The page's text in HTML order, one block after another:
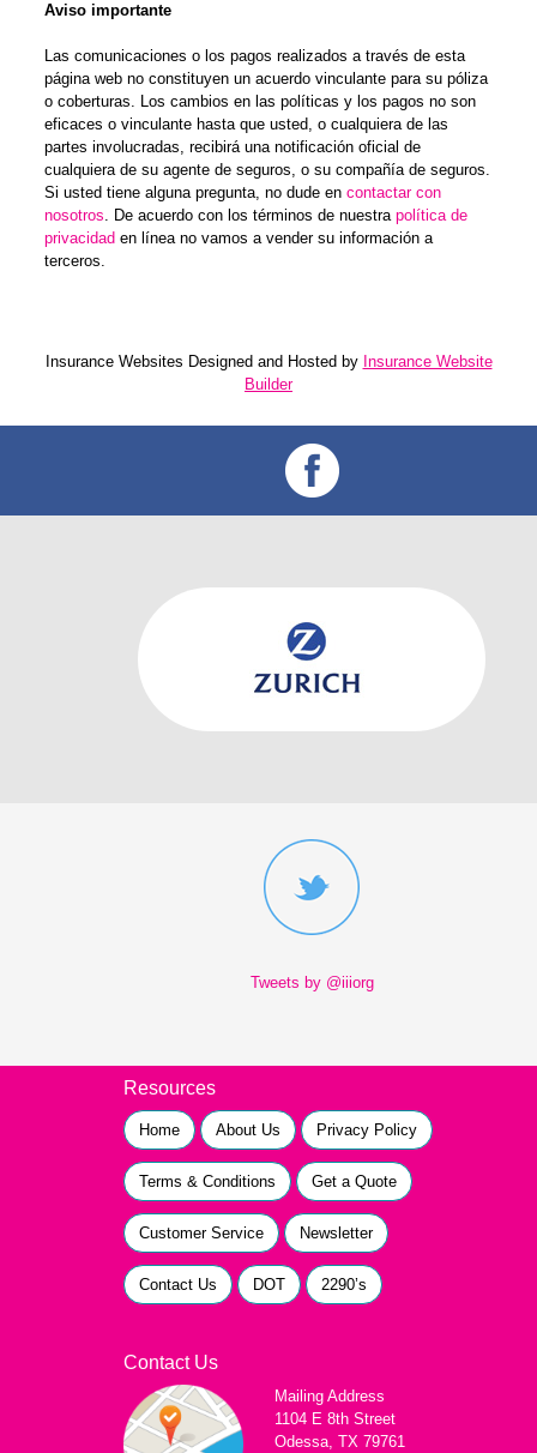
Aviso importante
Las comunicaciones o los pagos realizados a través de esta
página web no constituyen un acuerdo vinculante para su póliza
o coberturas. Los cambios en las políticas y los pagos no son
eficaces o vinculante hasta que usted, o cualquiera de las
partes involucradas, recibirá una notificación oficial de
cualquiera de su agente de seguros, o su compañía de seguros.
Si usted tiene alguna pregunta, no dude en contactar con
nosotros. De acuerdo con los términos de nuestra política de
privacidad en línea no vamos a vender su información a
terceros.
Insurance Websites Designed and Hosted by Insurance Website
Builder
Tweets by @iiiorg
Resources
Home About Us Privacy Policy
Terms & Conditions Get a Quote
Customer Service Newsletter
Contact Us DOT 2290’s
Contact Us
Mailing Address
1104 E 8th Street
Odessa, TX 79761